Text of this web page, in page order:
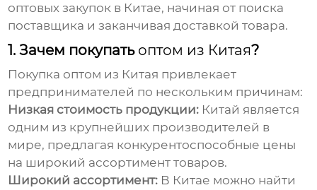
оптовых закупок в Китае, начиная от поиска
поставщика и заканчивая доставкой товара.
1. Зачем покупать оптом из Китая?
Покупка оптом из Китая привлекает
предпринимателей по нескольким причинам:
Низкая стоимость продукции: Китай является
одним из крупнейших производителей в
мире, предлагая конкурентоспособные цены
на широкий ассортимент товаров.
Широкий ассортимент: В Китае можно найти